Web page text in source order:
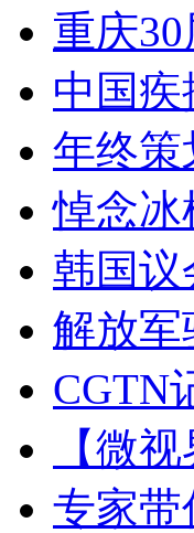
重庆
中国疾
年终策
悼念冰
韩国议
解放军
CGTN
【微
专家带